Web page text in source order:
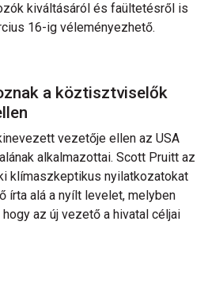
kiváltásáról és faültetésről is
16-ig véleményezhető.
a köztisztviselők
vezetője ellen az USA
alkalmazottai. Scott Pruitt az
klímaszkeptikus nyilatkozatokat
írta alá a nyílt levelet, melyben
az új vezető a hivatal céljai